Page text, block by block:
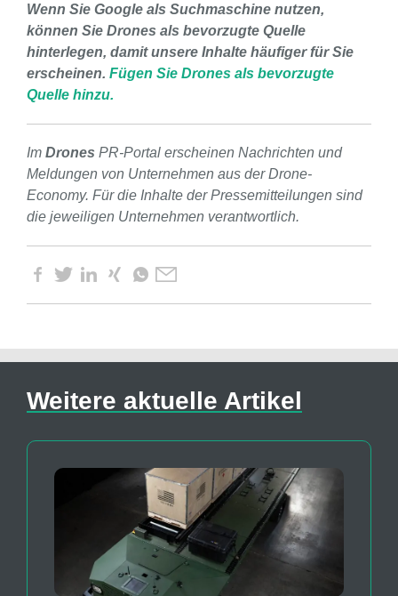
Wenn Sie Google als Suchmaschine nutzen,
können Sie Drones als bevorzugte Quelle
hinterlegen, damit unsere Inhalte häufiger für Sie
erscheinen. Fügen Sie Drones als bevorzugte
Quelle hinzu.
Im Drones PR-Portal erscheinen Nachrichten und
Meldungen von Unternehmen aus der Drone-
Economy. Für die Inhalte der Pressemitteilungen sind
die jeweiligen Unternehmen verantwortlich.
Weitere aktuelle Artikel